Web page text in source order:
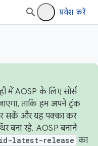
प्रवेश करें
में AOSP के लिए सोर्स
ताकि हम अपने ट्रंक
सकें और यह पक्का कर
बना रहे. AOSP बनाने
latest-release का